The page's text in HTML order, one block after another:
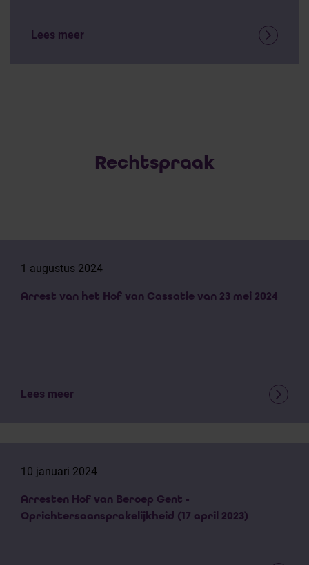
Lees meer
Rechtspraak
1 augustus 2024
Arrest van het Hof van Cassatie van 23 mei 2024
Lees meer
10 januari 2024
Arresten Hof van Beroep Gent -
Oprichtersaansprakelijkheid (17 april 2023)